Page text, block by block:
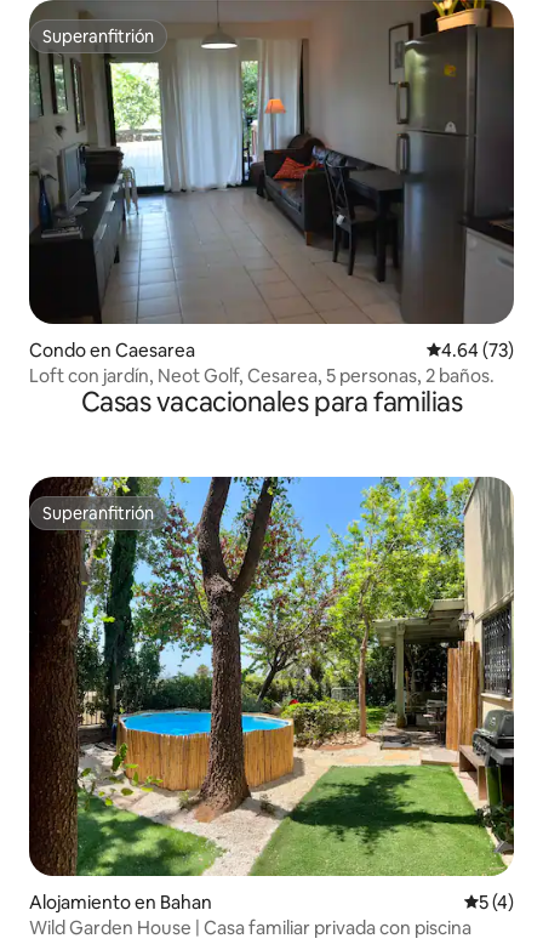
Superanfitrión
Superanfitrión
Condo en Caesarea Calificación
4.64 (73)
Loft con jardín, Neot Golf, Cesarea, 5 personas, 2 baños.
Casas vacacionales para familias
Superanfitrión
Superanfitrión
Alojamiento en Bahan
5 (4)
Wild Garden House | Casa familiar privada con piscina